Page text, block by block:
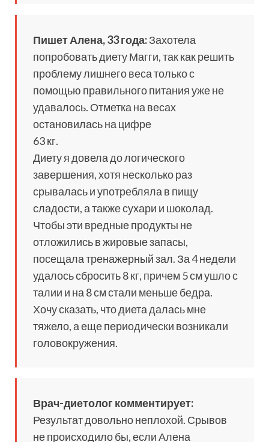
Пишет Алена, 33 года:Захотела
попробовать диету Магги, так как решить
проблему лишнего веса только с
помощью правильного питания уже не
удавалось. Отметка на весах
остановилась на цифре
63 кг.
Диету я довела до логического
завершения, хотя несколько раз
срывалась и употребляла в пищу
сладости, а также сухари и шоколад.
Чтобы эти вредные продукты не
отложились в жировые запасы,
посещала тренажерный зал. За 4 недели
удалось сбросить 8 кг, причем 5 см ушло с
талии и на 8 см стали меньше бедра.
Хочу сказать, что диета далась мне
тяжело, а еще периодически возникали
головокружения.
Врач-диетолог комментирует:
Результат довольно неплохой. Срывов
не происходило бы, если Алена